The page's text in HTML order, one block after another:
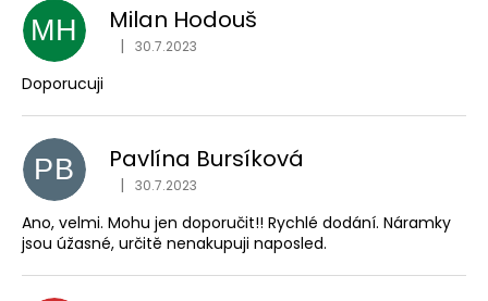
MH Milan Hodouš
Hodnocení obchodu je 5 z 5 hvězdiček.
| 30.7.2023
Doporucuji
PB Pavlína Bursíková
Hodnocení obchodu je 5 z 5 hvězdiček.
| 30.7.2023
Ano, velmi. Mohu jen doporučit!! Rychlé dodání. Náramky
jsou úžasné, určitě nenakupuji naposled.